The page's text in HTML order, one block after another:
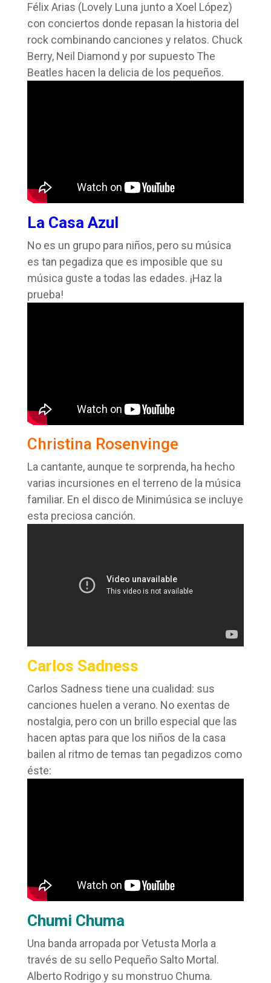
Félix Arias (Lovely Luna junto a Xoel López)
con conciertos donde repasan la historia del
rock combinando canciones y relatos. Chuck
Berry, Neil Diamond y por supuesto The
Beatles hacen la delicia de los pequeños.
La Casa Azul
No es un grupo para niños, pero su música
es tan pegadiza que es imposible que su
música guste a todas las edades. ¡Haz la
prueba!
Christina Rosenvinge
La cantante, aunque te sorprenda, ha hecho
varias incursiones en el terreno de la música
familiar. En el disco de Minimúsica se incluye
esta preciosa canción.
Carlos Sadness
Carlos Sadness tiene una cualidad: sus
canciones huelen a verano. No exentas de
nostalgia, pero con un brillo especial que las
hacen aptas para que los niños de la casa
bailen al ritmo de temas tan pegadizos como
éste:
Chumi Chuma
Una banda arropada por Vetusta Morla a
través de su sello Pequeño Salto Mortal.
Alberto Rodrigo y su monstruo Chuma.